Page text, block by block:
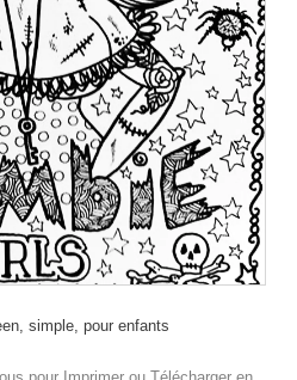
simple, pour enfants